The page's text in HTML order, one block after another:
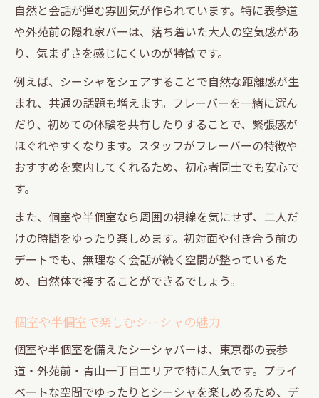
自然と会話が弾む雰囲気が作られています。特に表参道
や外苑前の隠れ家バーは、落ち着いた大人の空気感があ
り、気まずさを感じにくいのが特徴です。
例えば、シーシャをシェアすることで自然な距離感が生
まれ、共通の話題も増えます。フレーバーを一緒に選ん
だり、初めての体験を共有したりすることで、緊張感が
ほぐれやすくなります。スタッフがフレーバーの特徴や
おすすめを案内してくれるため、初心者同士でも安心で
す。
また、個室や半個室なら周囲の視線を気にせず、二人だ
けの時間をゆったり楽しめます。初対面や付き合う前の
デートでも、無理なく会話が続く空間が整っているた
め、自然体で接することができるでしょう。
個室や半個室で楽しむシーシャの魅力
個室や半個室を備えたシーシャバーは、東京都の表参
道・外苑前・青山一丁目エリアで特に人気です。プライ
ベートな空間でゆったりとシーシャを楽しめるため、デ